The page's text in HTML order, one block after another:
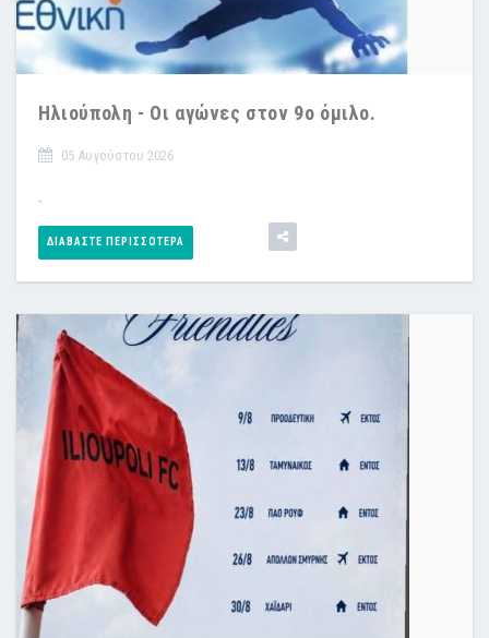
Ηλιούπολη - Οι αγώνες στον 9ο όμιλο.
05 Αυγούστου 2026
ΔΙΑΒΆΣΤΕ ΠΕΡΙΣΣΌΤΕΡΑ